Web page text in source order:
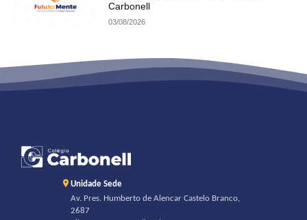
Carbonell
03/08/2026
Unidade Sede
Av. Pres. Humberto de Alencar Castelo Branco,
2687